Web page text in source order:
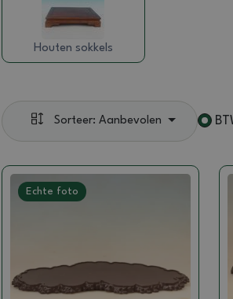
Houten sokkels
Sorteer: Aanbevolen
Echte foto